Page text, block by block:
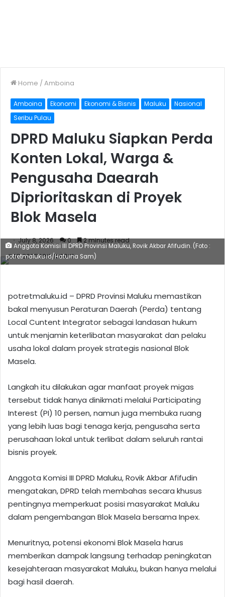
Home /Amboina
Amboina Ekonomi Ekonomi & Bisnis Maluku
Nasional
Seribu Pulau
DPRD Maluku Siapkan Perda
Konten Lokal, Warga &
Pengusaha Daearah
Diprioritaskan di Proyek
Blok Masela
July 8, 2026 0 2 minutes read
Anggota Komisi III DPRD Provinsi Maluku, Rovik Akbar Afifudin. (Foto :
potretmaluku.id/Hatuina Sam)
potretmaluku.id – DPRD Provinsi Maluku memastikan
bakal menyusun Peraturan Daerah (Perda) tentang
Local Cuntent Integrator sebagai landasan hukum
untuk menjamin keterlibatan masyarakat dan pelaku
usaha lokal dalam proyek strategis nasional Blok
Masela.
Langkah itu dilakukan agar manfaat proyek migas
tersebut tidak hanya dinikmati melalui Participating
Interest (PI) 10 persen, namun juga membuka ruang
yang lebih luas bagi tenaga kerja, pengusaha serta
perusahaan lokal untuk terlibat dalam seluruh rantai
bisnis proyek.
Anggota Komisi III DPRD Maluku, Rovik Akbar Afifudin
mengatakan, DPRD telah membahas secara khusus
pentingnya memperkuat posisi masyarakat Maluku
dalam pengembangan Blok Masela bersama Inpex.
Menuritnya, potensi ekonomi Blok Masela harus
memberikan dampak langsung terhadap peningkatan
kesejahteraan masyarakat Maluku, bukan hanya melalui
bagi hasil daerah.